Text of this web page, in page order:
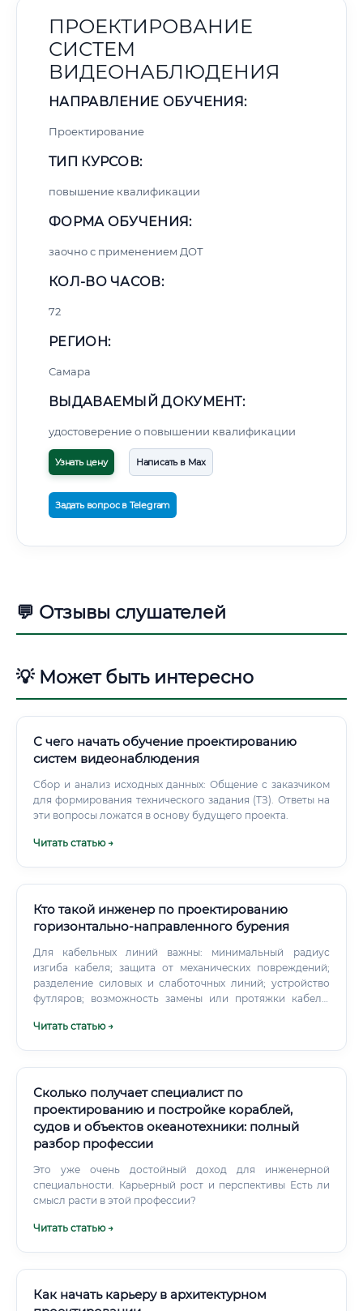
ПРОЕКТИРОВАНИЕ
СИСТЕМ
ВИДЕОНАБЛЮДЕНИЯ
НАПРАВЛЕНИЕ ОБУЧЕНИЯ:
Проектирование
ТИП КУРСОВ:
повышение квалификации
ФОРМА ОБУЧЕНИЯ:
заочно с применением ДОТ
КОЛ-ВО ЧАСОВ:
72
РЕГИОН:
Самара
ВЫДАВАЕМЫЙ ДОКУМЕНТ:
удостоверение о повышении квалификации
Узнать цену Написать в Max
Задать вопрос в Telegram
💬 Отзывы слушателей
💡 Может быть интересно
С чего начать обучение проектированию
систем видеонаблюдения
Сбор и анализ исходных данных: Общение с заказчиком
для формирования технического задания (ТЗ). Ответы на
эти вопросы ложатся в основу будущего проекта.
Читать статью →
Кто такой инженер по проектированию
горизонтально-направленного бурения
Для кабельных линий важны: минимальный радиус
изгиба кабеля; защита от механических повреждений;
разделение силовых и слаботочных линий; устройство
футляров; возможность замены или протяжки кабеля;
камер. Молодой специалист может начать с простых
Читать статью →
Сколько получает специалист по
проектированию и постройке кораблей,
судов и объектов океанотехники: полный
разбор профессии
Это уже очень достойный доход для инженерной
специальности. Карьерный рост и перспективы Есть ли
смысл расти в этой профессии?
Читать статью →
Как начать карьеру в архитектурном